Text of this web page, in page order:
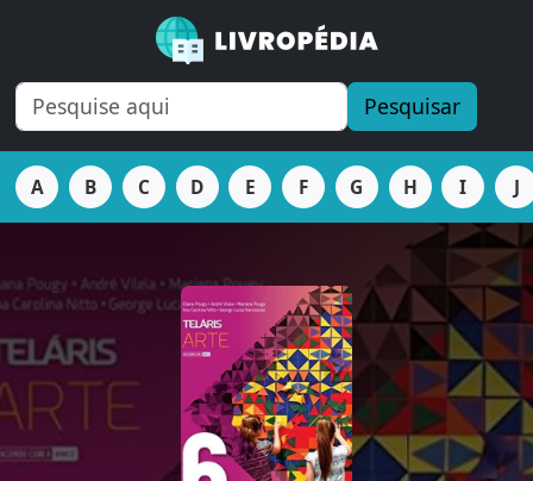
Pesquisar
A B C D E F G H I J